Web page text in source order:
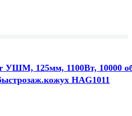
УШМ, 125мм, 1100Вт, 10000
HAG1011